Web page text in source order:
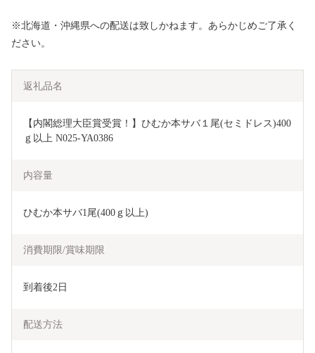
※北海道・沖縄県への配送は致しかねます。あらかじめご了承く
ださい。
返礼品名
【内閣総理大臣賞受賞！】ひむか本サバ１尾(セミドレス)400
ｇ以上 N025-YA0386
内容量
ひむか本サバ1尾(400ｇ以上)
消費期限/賞味期限
到着後2日
配送方法